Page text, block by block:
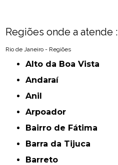
Regiões onde a atende :
Rio de Janeiro - Regiões
Alto da Boa Vista
Andaraí
Anil
Arpoador
Bairro de Fátima
Barra da Tijuca
Barreto